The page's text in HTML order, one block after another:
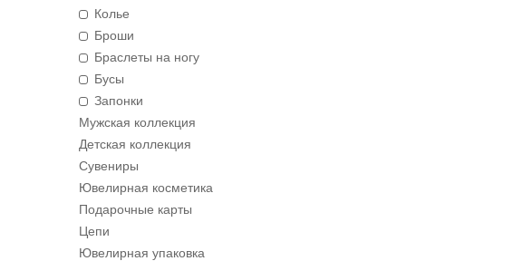
Колье
Броши
Браслеты на ногу
Бусы
Запонки
Мужская коллекция
Детская коллекция
Сувениры
Ювелирная косметика
Подарочные карты
Цепи
Ювелирная упаковка